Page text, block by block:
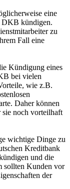
eine
DKB kündigen.
zu
Fall eine
Kündigung eines
bei vielen
wie z.B.
Daher können
sie noch vorteilhaft
wichtige Dinge zu
Kreditbank
und die
sollten Kunden vor
der